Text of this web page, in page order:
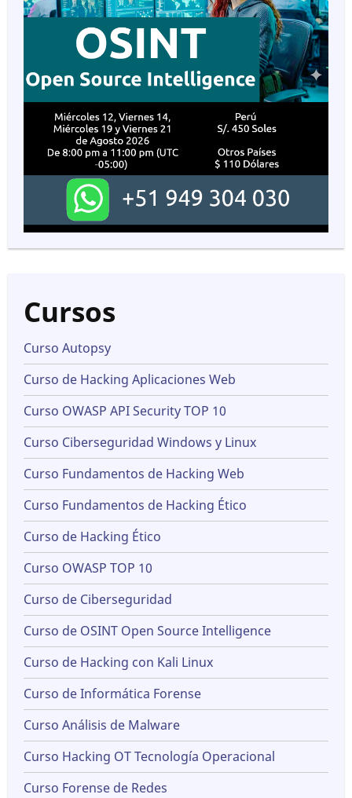
Cursos
Curso Autopsy
Curso de Hacking Aplicaciones Web
Curso OWASP API Security TOP 10
Curso Ciberseguridad Windows y Linux
Curso Fundamentos de Hacking Web
Curso Fundamentos de Hacking Ético
Curso de Hacking Ético
Curso OWASP TOP 10
Curso de Ciberseguridad
Curso de OSINT Open Source Intelligence
Curso de Hacking con Kali Linux
Curso de Informática Forense
Curso Análisis de Malware
Curso Hacking OT Tecnología Operacional
Curso Forense de Redes